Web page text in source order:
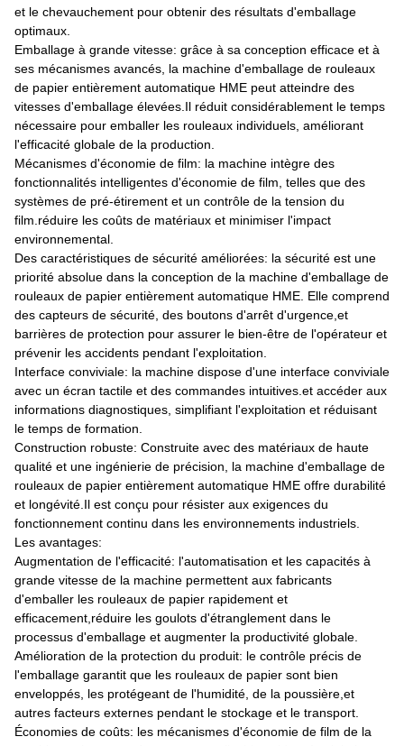
et le chevauchement pour obtenir des résultats d'emballage
optimaux.
Emballage à grande vitesse: grâce à sa conception efficace et à
ses mécanismes avancés, la machine d'emballage de rouleaux
de papier entièrement automatique HME peut atteindre des
vitesses d'emballage élevées.Il réduit considérablement le temps
nécessaire pour emballer les rouleaux individuels, améliorant
l'efficacité globale de la production.
Mécanismes d'économie de film: la machine intègre des
fonctionnalités intelligentes d'économie de film, telles que des
systèmes de pré-étirement et un contrôle de la tension du
film.réduire les coûts de matériaux et minimiser l'impact
environnemental.
Des caractéristiques de sécurité améliorées: la sécurité est une
priorité absolue dans la conception de la machine d'emballage de
rouleaux de papier entièrement automatique HME. Elle comprend
des capteurs de sécurité, des boutons d'arrêt d'urgence,et
barrières de protection pour assurer le bien-être de l'opérateur et
prévenir les accidents pendant l'exploitation.
Interface conviviale: la machine dispose d'une interface conviviale
avec un écran tactile et des commandes intuitives.et accéder aux
informations diagnostiques, simplifiant l'exploitation et réduisant
le temps de formation.
Construction robuste: Construite avec des matériaux de haute
qualité et une ingénierie de précision, la machine d'emballage de
rouleaux de papier entièrement automatique HME offre durabilité
et longévité.Il est conçu pour résister aux exigences du
fonctionnement continu dans les environnements industriels.
Les avantages:
Augmentation de l'efficacité: l'automatisation et les capacités à
grande vitesse de la machine permettent aux fabricants
d'emballer les rouleaux de papier rapidement et
efficacement,réduire les goulots d'étranglement dans le
processus d'emballage et augmenter la productivité globale.
Amélioration de la protection du produit: le contrôle précis de
l'emballage garantit que les rouleaux de papier sont bien
enveloppés, les protégeant de l'humidité, de la poussière,et
autres facteurs externes pendant le stockage et le transport.
Économies de coûts: les mécanismes d'économie de film de la